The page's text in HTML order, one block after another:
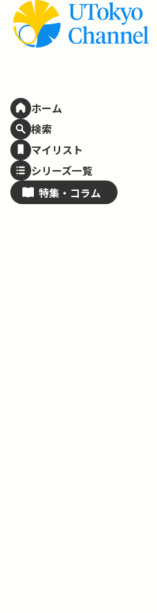
ホーム
検索
マイリスト
シリーズ一覧
特集・ コラム